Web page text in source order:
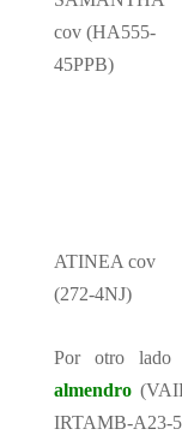
cov (HA555-
45PPB)
ATINEA cov
(272-4NJ)
Por otro lado
almendro
IRTAMB-